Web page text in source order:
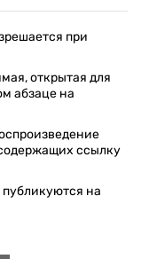
при
открытая для
абзаце на
ссылку
на